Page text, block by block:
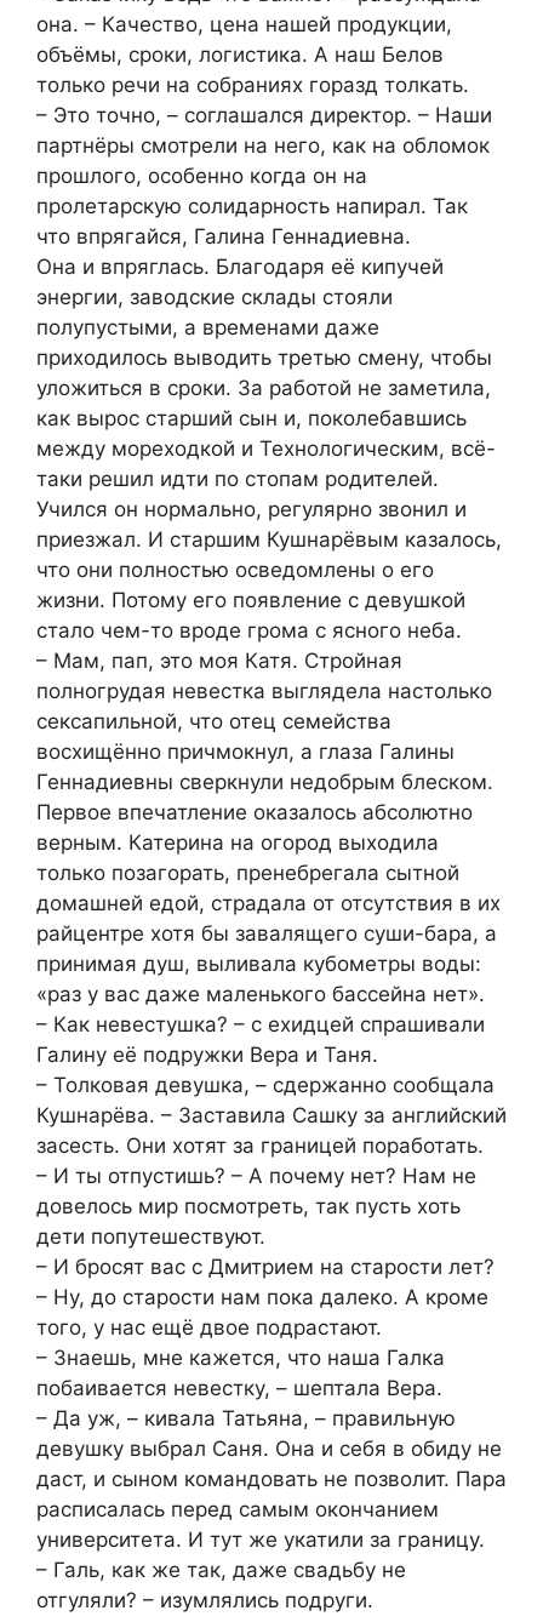
она. – Качество, цена нашей продукции,
объёмы, сроки, логистика. А наш Белов
только речи на собраниях горазд толкать.
– Это точно, – соглашался директор. – Наши
партнёры смотрели на него, как на обломок
прошлого, особенно когда он на
пролетарскую солидарность напирал. Так
что впрягайся, Галина Геннадиевна.
Она и впряглась. Благодаря её кипучей
энергии, заводские склады стояли
полупустыми, а временами даже
приходилось выводить третью смену, чтобы
уложиться в сроки. За работой не заметила,
как вырос старший сын и, поколебавшись
между мореходкой и Технологическим, всё-
таки решил идти по стопам родителей.
Учился он нормально, регулярно звонил и
приезжал. И старшим Кушнарёвым казалось,
что они полностью осведомлены о его
жизни. Потому его появление с девушкой
стало чем-то вроде грома с ясного неба.
– Мам, пап, это моя Катя. Стройная
полногрудая невестка выглядела настолько
сексапильной, что отец семейства
восхищённо причмокнул, а глаза Галины
Геннадиевны сверкнули недобрым блеском.
Первое впечатление оказалось абсолютно
верным. Катерина на огород выходила
только позагорать, пренебрегала сытной
домашней едой, страдала от отсутствия в их
райцентре хотя бы завалящего суши-бара, а
принимая душ, выливала кубометры воды:
«раз у вас даже маленького бассейна нет».
– Как невестушка? – с ехидцей спрашивали
Галину её подружки Вера и Таня.
– Толковая девушка, – сдержанно сообщала
Кушнарёва. – Заставила Сашку за английский
засесть. Они хотят за границей поработать.
– И ты отпустишь? – А почему нет? Нам не
довелось мир посмотреть, так пусть хоть
дети попутешествуют.
– И бросят вас с Дмитрием на старости лет?
– Ну, до старости нам пока далеко. А кроме
того, у нас ещё двое подрастают.
– Знаешь, мне кажется, что наша Галка
побаивается невестку, – шептала Вера.
– Да уж, – кивала Татьяна, – правильную
девушку выбрал Саня. Она и себя в обиду не
даст, и сыном командовать не позволит. Пара
расписалась перед самым окончанием
университета. И тут же укатили за границу.
– Галь, как же так, даже свадьбу не
отгуляли? – изумлялись подруги.